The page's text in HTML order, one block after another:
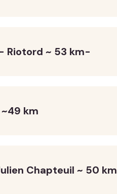
Riotord ~ 53 km-
km
Chapteuil ~ 50 km